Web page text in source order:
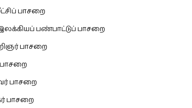
பாசறை
பண்பாட்டுப் பாசறை
பாசறை
பாசறை
பாசறை